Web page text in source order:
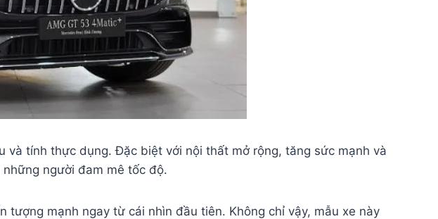
tính thực dụng. Đặc biệt với nội thất mở rộng, tăng sức mạnh và
người đam mê tốc độ.
tượng mạnh ngay từ cái nhìn đầu tiên. Không chỉ vậy, mẫu xe này